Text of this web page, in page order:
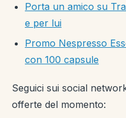
Porta un amico su
e per lui
Promo Nespresso
con 100 capsule
Seguici sui social
offerte del momento: